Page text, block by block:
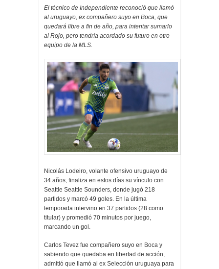
El técnico de Independiente reconoció que llamó
al uruguayo, ex compañero suyo en Boca, que
quedará libre a fin de año, para intentar sumarlo
al Rojo, pero tendría acordado su futuro en otro
equipo de la MLS.
Nicolás Lodeiro, volante ofensivo uruguayo de
34 años, finaliza en estos días su vínculo con
Seattle Seattle Sounders, donde jugó 218
partidos y marcó 49 goles. En la última
temporada intervino en 37 partidos (28 como
titular) y promedió 70 minutos por juego,
marcando un gol.
Carlos Tevez fue compañero suyo en Boca y
sabiendo que quedaba en libertad de acción,
admitió que llamó al ex Selección uruguaya para